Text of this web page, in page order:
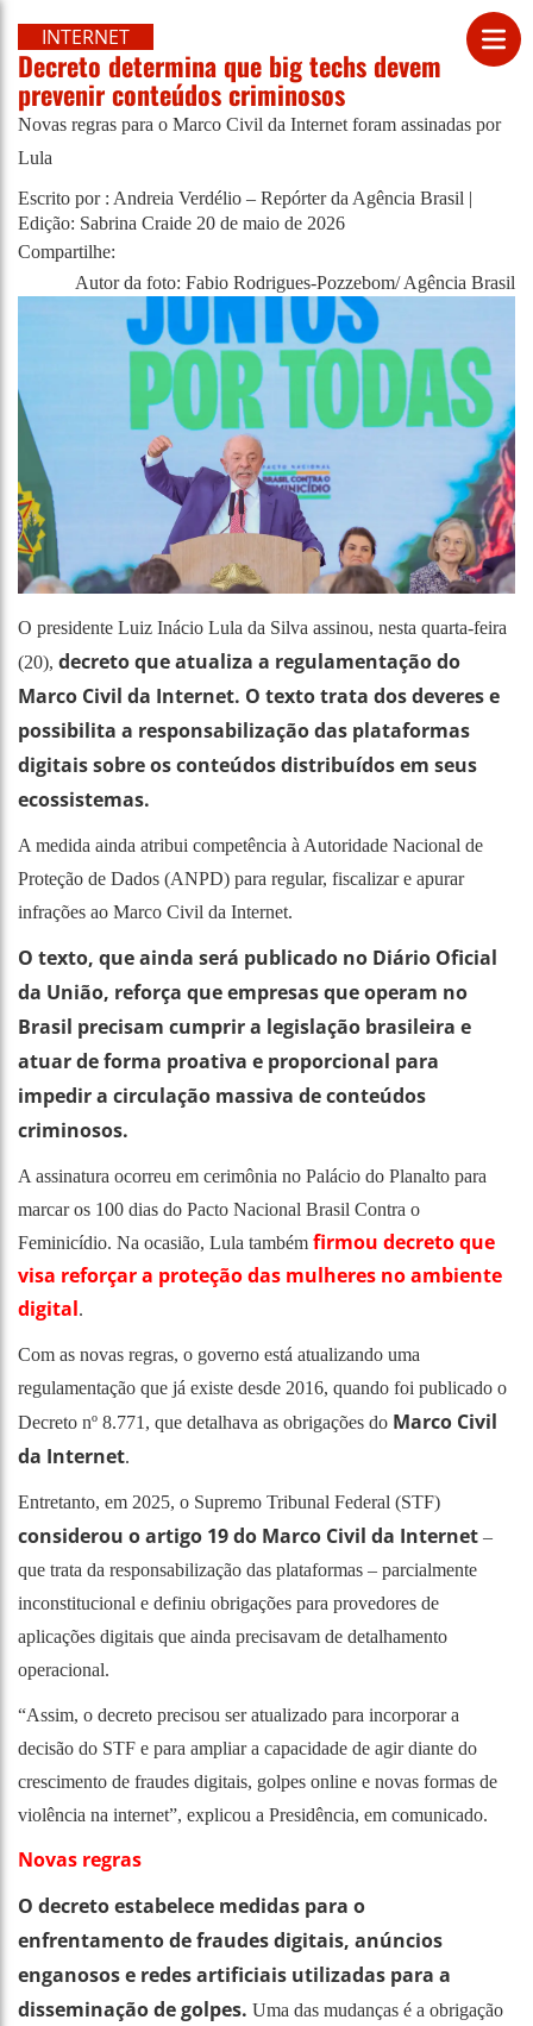
INTERNET
Decreto determina que big techs devem
prevenir conteúdos criminosos
Novas regras para o Marco Civil da Internet foram assinadas por
Lula
Escrito por : Andreia Verdélio – Repórter da Agência Brasil |
Edição: Sabrina Craide 20 de maio de 2026
Compartilhe:
Autor da foto: Fabio Rodrigues-Pozzebom/ Agência Brasil
O presidente Luiz Inácio Lula da Silva assinou, nesta quarta-feira
(20), decreto que atualiza a regulamentação do
Marco Civil da Internet. O texto trata dos deveres e
possibilita a responsabilização das plataformas
digitais sobre os conteúdos distribuídos em seus
ecossistemas.
A medida ainda atribui competência à Autoridade Nacional de
Proteção de Dados (ANPD) para regular, fiscalizar e apurar
infrações ao Marco Civil da Internet.
O texto, que ainda será publicado no Diário Oficial
da União, reforça que empresas que operam no
Brasil precisam cumprir a legislação brasileira e
atuar de forma proativa e proporcional para
impedir a circulação massiva de conteúdos
criminosos.
A assinatura ocorreu em cerimônia no Palácio do Planalto para
marcar os 100 dias do Pacto Nacional Brasil Contra o
Feminicídio. Na ocasião, Lula também firmou decreto que
visa reforçar a proteção das mulheres no ambiente
digital.
Com as novas regras, o governo está atualizando uma
regulamentação que já existe desde 2016, quando foi publicado o
Decreto nº 8.771, que detalhava as obrigações do Marco Civil
da Internet.
Entretanto, em 2025, o Supremo Tribunal Federal (STF)
considerou o artigo 19 do Marco Civil da Internet –
que trata da responsabilização das plataformas – parcialmente
inconstitucional e definiu obrigações para provedores de
aplicações digitais que ainda precisavam de detalhamento
operacional.
“Assim, o decreto precisou ser atualizado para incorporar a
decisão do STF e para ampliar a capacidade de agir diante do
crescimento de fraudes digitais, golpes online e novas formas de
violência na internet”, explicou a Presidência, em comunicado.
Novas regras
O decreto estabelece medidas para o
enfrentamento de fraudes digitais, anúncios
enganosos e redes artificiais utilizadas para a
disseminação de golpes. Uma das mudanças é a obrigação